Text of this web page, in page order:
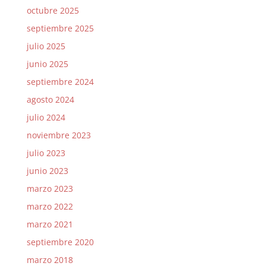
octubre 2025
septiembre 2025
julio 2025
junio 2025
septiembre 2024
agosto 2024
julio 2024
noviembre 2023
julio 2023
junio 2023
marzo 2023
marzo 2022
marzo 2021
septiembre 2020
marzo 2018